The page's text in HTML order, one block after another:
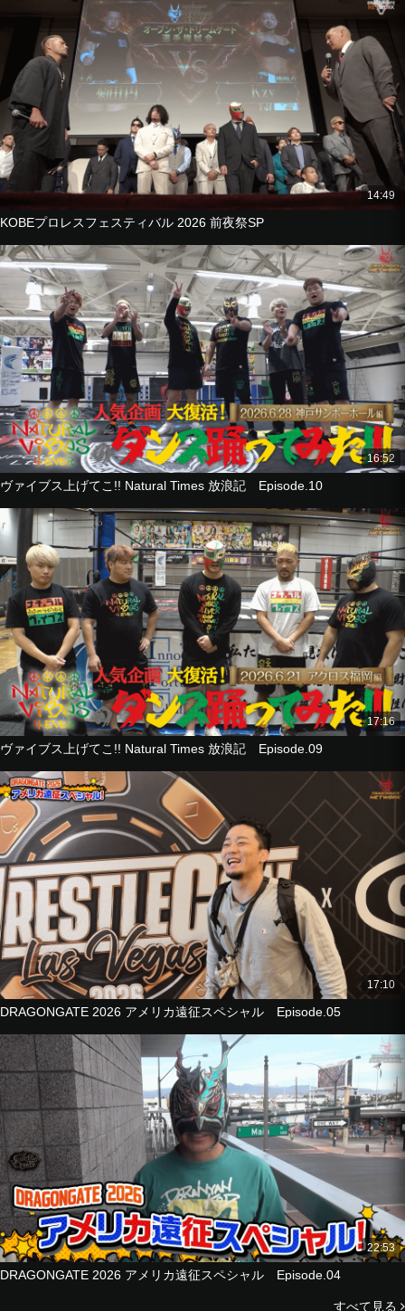
14:49
KOBEプロレスフェスティバル 2026 前夜祭SP
16:52
ヴァイブス上げてこ!! Natural Times 放浪記 Episode.10
17:16
ヴァイブス上げてこ!! Natural Times 放浪記 Episode.09
17:10
DRAGONGATE 2026 アメリカ遠征スペシャル Episode.05
22:53
DRAGONGATE 2026 アメリカ遠征スペシャル Episode.04
すべて見る